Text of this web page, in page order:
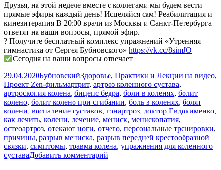
Друзья, на этой неделе вместе с коллегами мы будем вести
прямые эфиры каждый день! Исцеляйся сам! Реабилитация и
кинезитерапия В 20:00 врачи из Москвы и Санкт-Петербурга
ответят на ваши вопросы, прямой эфир.⠀
? Получите бесплатный комплекс упражнений «Утренняя
гимнастика от Сергея Бубновского» https://vk.cc/8simJO
Сегодня на ваши вопросы отвечает
Опубликовано
29.04.2020Автор
БубновскийРубрики
Здоровье, Практики и Лекции на видео,
Проект Zen-фильмМетки
артрит, артроз коленного сустава,
артроскопия колена, бицепс бедра, боли в коленях, болит
колено, болит колено при сгибании, боль в коленях, болят
колени, воспаление суставов, гонартроз, доктор Евдокименко,
как лечить, колени, лечение, мениск, менископатия,
остеоартроз, отекают ноги, отчего, персональные тренировки,
причины, разрыв мениска, разрыв передней крестообразной
связки, симптомы, травма колена, упражнения для коленного
суставаДобавить комментарий